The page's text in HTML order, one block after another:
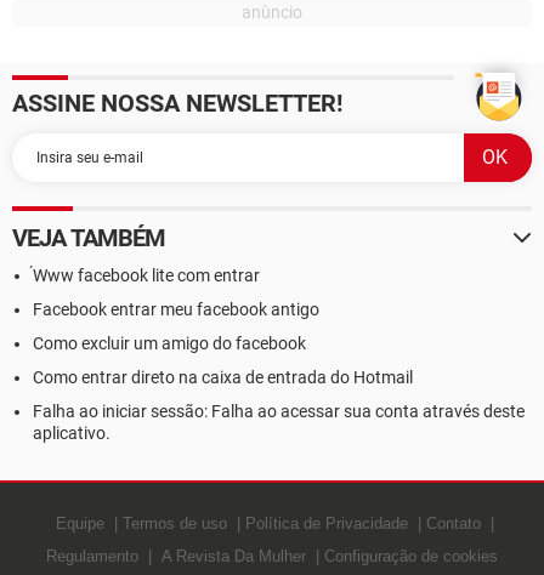
ASSINE NOSSA NEWSLETTER!
VEJA TAMBÉM
́Www facebook lite com entrar
Facebook entrar meu facebook antigo
Como excluir um amigo do facebook
Como entrar direto na caixa de entrada do Hotmail
Falha ao iniciar sessão: Falha ao acessar sua conta através deste
aplicativo.
Equipe Termos de uso Política de Privacidade
Contato
Regulamento
A Revista Da Mulher Configuração de cookies